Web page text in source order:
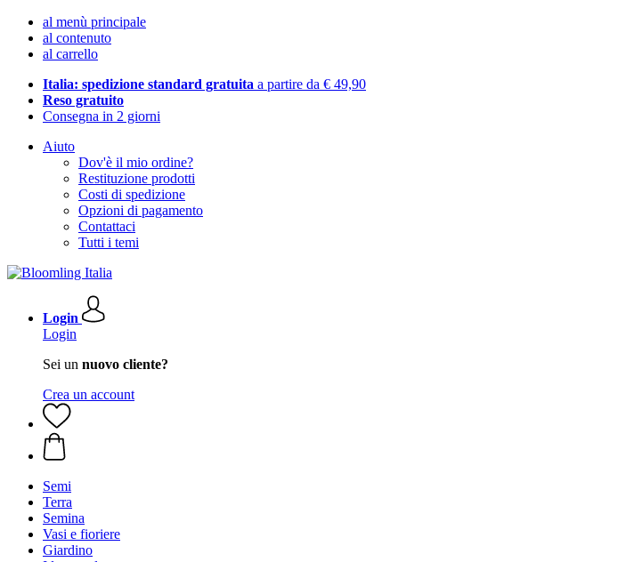
al menù principale
al contenuto
al carrello
Italia: spedizione standard gratuita a partire da € 49,90
Reso gratuito
Consegna in 2 giorni
Aiuto
Dov'è il mio ordine?
Restituzione prodotti
Costi di spedizione
Opzioni di pagamento
Contattaci
Tutti i temi
Login
Login
Sei un nuovo cliente?
Crea un account
Semi
Terra
Semina
Vasi e fioriere
Giardino